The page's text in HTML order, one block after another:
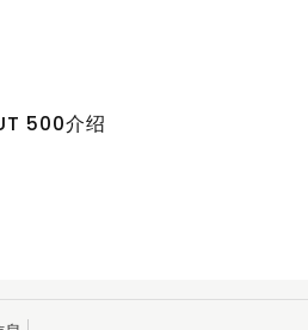
500介绍